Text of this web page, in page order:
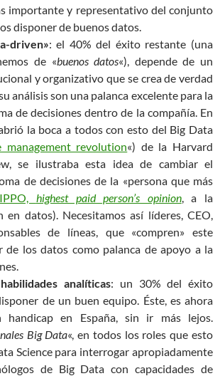
importante y representativo del conjunto
disponer de buenos datos.
driven»: el 40% del éxito restante (una
de «buenos datos«), depende de un
y organizativo que se crea de verdad
análisis son una palanca excelente para la
de decisiones dentro de la compañía. En
la boca a todos con esto del Big Data
revolution«) de la Harvard
se ilustraba esta idea de cambiar el
de decisiones de la «persona que más
highest paid person’s opinion, a la
en datos). Necesitamos así líderes, CEO,
de líneas, que «compren» este
de los datos como palanca de apoyo a la
analíticas: un 30% del éxito
de un buen equipo. Éste, es ahora
handicap en España, sin ir más lejos.
Big Data«, en todos los roles que esto
Science para interrogar apropiadamente
de Big Data con capacidades de